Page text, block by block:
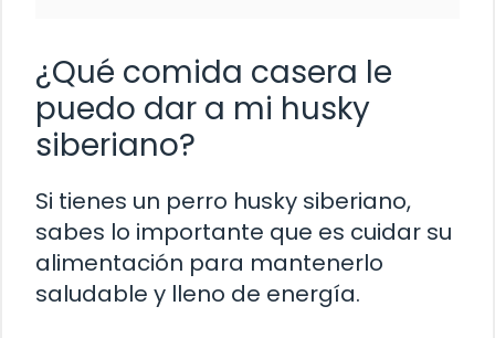
¿Qué comida casera le
puedo dar a mi husky
siberiano?
Si tienes un perro husky siberiano,
sabes lo importante que es cuidar su
alimentación para mantenerlo
saludable y lleno de energía.